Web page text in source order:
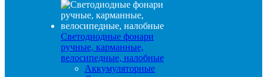
Светодиодные фонари
ручные, карманные,
велосипедные, налобные
Аккумуляторные